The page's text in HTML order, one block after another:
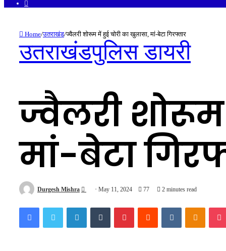
Home/उतराखंड/ज्वैलरी शोरूम में हुई चोरी का खुलासा, मां-बेटा गिरफ्तार
उतराखंडपुलिस डायरी
ज्वैलरी
मां-बेटा
Durgesh Mishra
Send May 11, 2024 77 2 minutes read
FacebookTwitter LinkedInTumblr PinterestReddit VKontakte